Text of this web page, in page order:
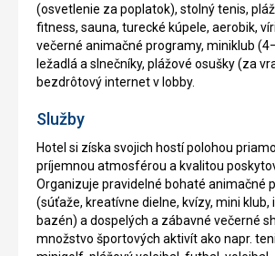
(osvetlenie za poplatok), stolný tenis,
fitness, sauna, turecké kúpele, aerobik,
večerné animačné programy, miniklub
ležadlá a slnečníky, plážové osušky (za
bezdrôtový internet v lobby.
Služby
Hotel si získa svojich hostí polohou
príjemnou atmosférou a kvalitou
Organizuje pravidelné bohaté animačné
(súťaže, kreatívne dielne, kvízy, mini klub,
bazén) a dospelých a zábavné večerné
množstvo športových aktivít ako napr.